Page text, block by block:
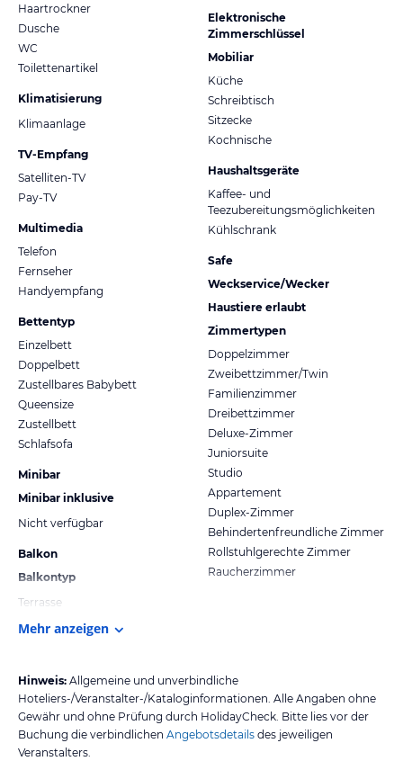
Haartrockner
Dusche
WC
Toilettenartikel
Klimatisierung
Klimaanlage
TV-Empfang
Satelliten-TV
Pay-TV
Multimedia
Telefon
Fernseher
Handyempfang
Bettentyp
Einzelbett
Doppelbett
Zustellbares Babybett
Queensize
Zustellbett
Schlafsofa
Minibar
Minibar inklusive
Nicht verfügbar
Balkon
Balkontyp
Terrasse
Elektronische
Zimmerschlüssel
Mobiliar
Küche
Schreibtisch
Sitzecke
Kochnische
Haushaltsgeräte
Kaffee- und
Teezubereitungsmöglichkeiten
Kühlschrank
Safe
Weckservice/Wecker
Haustiere erlaubt
Zimmertypen
Doppelzimmer
Zweibettzimmer/Twin
Familienzimmer
Dreibettzimmer
Deluxe-Zimmer
Juniorsuite
Studio
Appartement
Duplex-Zimmer
Behindertenfreundliche Zimmer
Rollstuhlgerechte Zimmer
Raucherzimmer
Mehr anzeigen
Hinweis: Allgemeine und unverbindliche
Hoteliers-/Veranstalter-/Kataloginformationen. Alle Angaben ohne
Gewähr und ohne Prüfung durch HolidayCheck. Bitte lies vor der
Buchung die verbindlichen Angebotsdetails des jeweiligen
Veranstalters.